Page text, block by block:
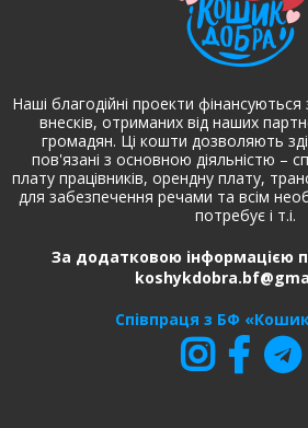
Наші благодійні проекти
внесків, отриманих від наших
громадян. Ці кошти дозволяють
пов'язані з основною діяльністю –
плату працівників, орендну плату,
для забезпечення речами та всім
потребує і т.і.
За додатковою інформацією
Співпраця з БФ